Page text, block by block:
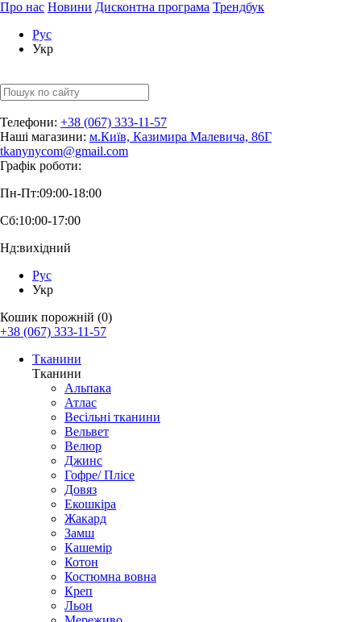
Про нас Новини Дисконтна програма Трендбук
Рус
Укр
Телефони: +38 (067) 333-11-57
Наші магазини: м.Київ, Казимира Малевича, 86Г
tkanynycom@gmail.com
Графік роботи:
Пн-Пт:09:00-18:00
Сб:10:00-17:00
Нд:вихідний
Рус
Укр
Кошик порожній (0)
+38 (067) 333-11-57
Тканини
Тканини
Альпака
Атлас
Весільні тканини
Вельвет
Велюр
Джинс
Гофре/ Плісе
Довяз
Екошкіра
Жакард
Замш
Кашемір
Котон
Костюмна вовна
Креп
Льон